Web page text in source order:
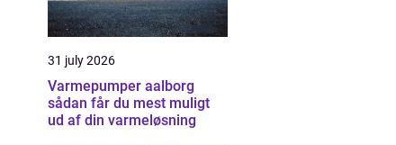
31 july 2026
Varmepumper aalborg
sådan får du mest muligt
ud af din varmeløsning